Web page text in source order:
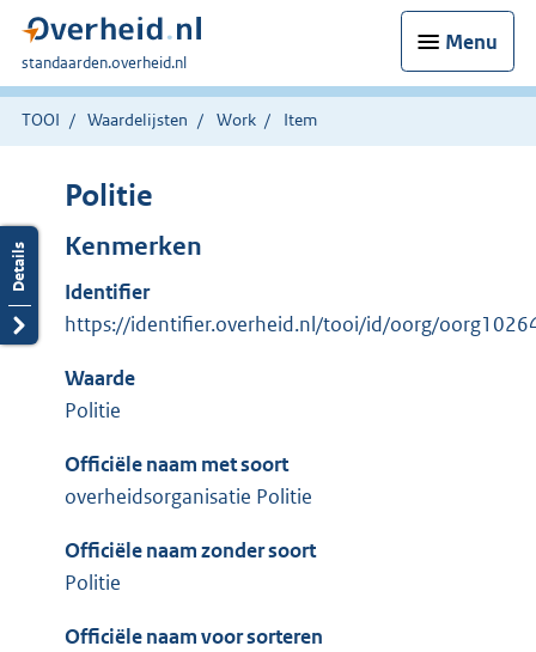
Menu
U
bent
hier:
standaarden.overheid.nl
TOOI Waardelijsten Work Item
Politie
Kenmerken
Identifier
https://identifier.overheid.nl/tooi/id/oorg/
Waarde
Politie
Officiële naam met soort
overheidsorganisatie Politie
Officiële naam zonder soort
Politie
Officiële naam voor sorteren